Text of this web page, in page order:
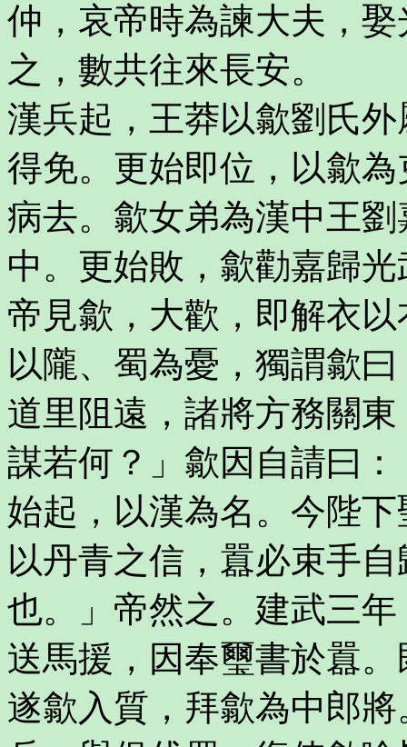
仲，哀帝時為諫大夫，
之，數共往來長安。
漢兵起，王莽以歙劉氏
得免。更始即位，以歙
病去。歙女弟為漢中王
中。更始敗，歙勸嘉歸
帝見歙，大歡，即解衣
以隴、蜀為憂，獨謂歙
道里阻遠，諸將方務關
謀若何？」歙因自請曰
始起，以漢為名。今陛
以丹青之信，囂必束手
也。」帝然之。建武三
送馬援，因奉璽書於囂
遂歙入質，拜歙為中郎